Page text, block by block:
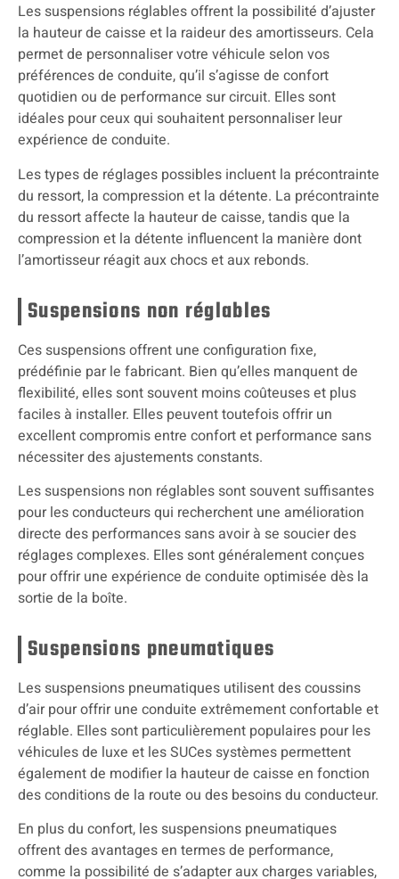
Les suspensions réglables offrent la possibilité d’ajuster
la hauteur de caisse et la raideur des amortisseurs. Cela
permet de personnaliser votre véhicule selon vos
préférences de conduite, qu’il s’agisse de confort
quotidien ou de performance sur circuit. Elles sont
idéales pour ceux qui souhaitent personnaliser leur
expérience de conduite.
Les types de réglages possibles incluent la précontrainte
du ressort, la compression et la détente. La précontrainte
du ressort affecte la hauteur de caisse, tandis que la
compression et la détente influencent la manière dont
l’amortisseur réagit aux chocs et aux rebonds.
Suspensions non réglables
Ces suspensions offrent une configuration fixe,
prédéfinie par le fabricant. Bien qu’elles manquent de
flexibilité, elles sont souvent moins coûteuses et plus
faciles à installer. Elles peuvent toutefois offrir un
excellent compromis entre confort et performance sans
nécessiter des ajustements constants.
Les suspensions non réglables sont souvent suffisantes
pour les conducteurs qui recherchent une amélioration
directe des performances sans avoir à se soucier des
réglages complexes. Elles sont généralement conçues
pour offrir une expérience de conduite optimisée dès la
sortie de la boîte.
Suspensions pneumatiques
Les suspensions pneumatiques utilisent des coussins
d’air pour offrir une conduite extrêmement confortable et
réglable. Elles sont particulièrement populaires pour les
véhicules de luxe et les SUCes systèmes permettent
également de modifier la hauteur de caisse en fonction
des conditions de la route ou des besoins du conducteur.
En plus du confort, les suspensions pneumatiques
offrent des avantages en termes de performance,
comme la possibilité de s’adapter aux charges variables,